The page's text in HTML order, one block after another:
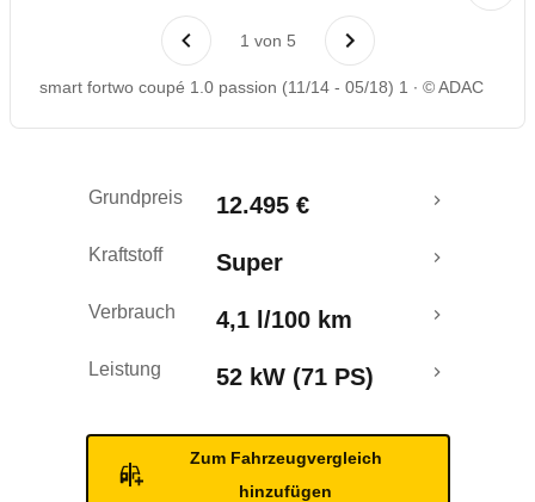
Laufende Kosten 1 von 5
smart fortwo coupé 1.0 passion (11/14 - 05/18) 1 © ADAC
Grundpreis 12.495 €
Kraftstoff Super
Verbrauch 4,1 l/100 km
Leistung 52 kW (71 PS)
Zum Fahrzeugvergleich
hinzufügen